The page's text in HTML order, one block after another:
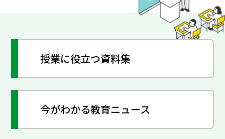
授業に役立つ資料集
今がわかる教育ニュース